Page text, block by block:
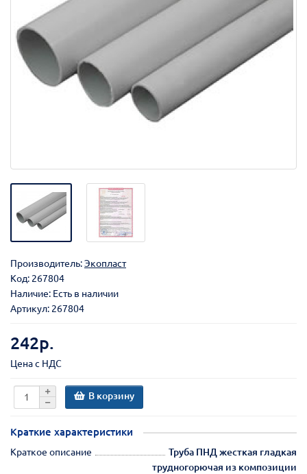
Производитель:Экопласт
Код: 267804
Наличие: Есть в наличии
Артикул: 267804
242р.
Цена с НДС
В корзину
Краткие характеристики
Краткое описание
Труба ПНД жесткая гладкая
трудногорючая из композиции